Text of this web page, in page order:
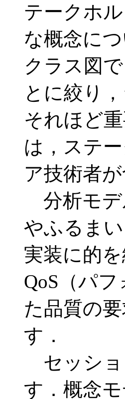
テークホ
な概念に
クラス図
とに絞り
それほど
は，ステ
ア技術者
分析モデ
やふるま
実装に的
QoS（パ
た品質の
す．
セッショ
す．概念